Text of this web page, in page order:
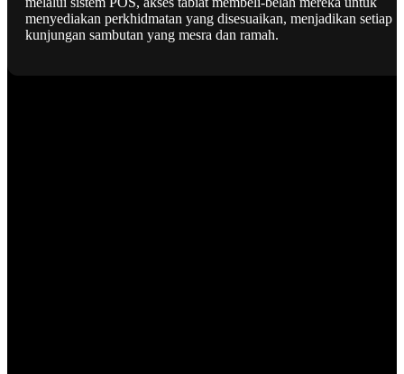
menyediakan perkhidmatan yang disesuaikan, menjadikan setiap
kunjungan sambutan yang mesra dan ramah.